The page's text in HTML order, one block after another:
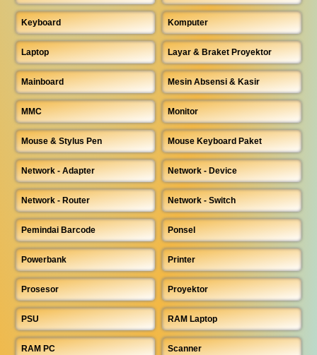
Keyboard Komputer
Laptop Layar & Braket Proyektor
Mainboard Mesin Absensi & Kasir
MMC Monitor
Mouse & Stylus Pen Mouse Keyboard Paket
Network - Adapter Network - Device
Network - Router Network - Switch
Pemindai Barcode Ponsel
Powerbank Printer
Prosesor Proyektor
PSU RAM Laptop
RAM PC Scanner